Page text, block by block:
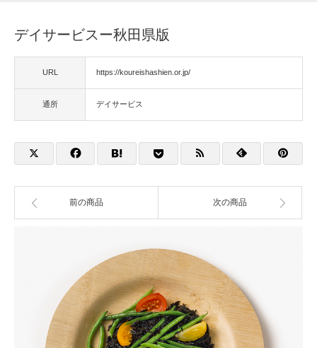
デイサービスー秋田県版
URL https://koureishashien.or.jp/
通所 デイサービス
前の商品 次の商品
住宅改修